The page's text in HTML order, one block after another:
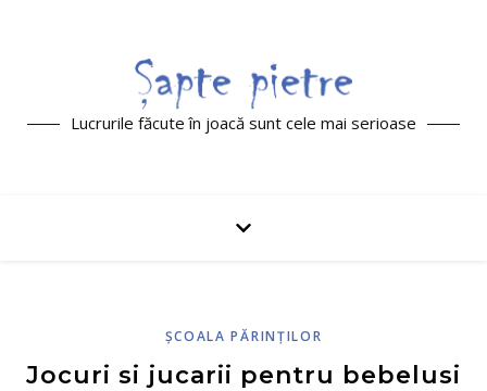
Lucrurile făcute în joacă sunt cele mai serioase
ŞCOALA PĂRINŢILOR
Jocuri si jucarii pentru bebelusi